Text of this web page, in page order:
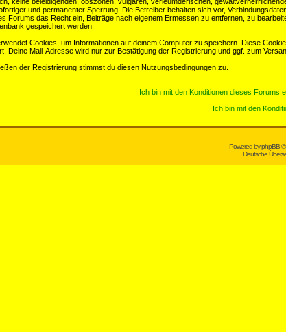
und permanenter Sperrung. Die Betreiber behalten sich vor,
Forums das Recht ein, Beiträge nach eigenem Ermessen zu entfernen, zu
gespeichert werden.
Cookies, um Informationen auf deinem Computer zu speichern. Diese
Deine Mail-Adresse wird nur zur Bestätigung der Registrierung und ggf. zum
der Registrierung stimmst du diesen Nutzungsbedingungen zu.
Ich bin mit den Konditionen dieses Forums
Ich bin mit den
Powered byphpBB©
Deutsche